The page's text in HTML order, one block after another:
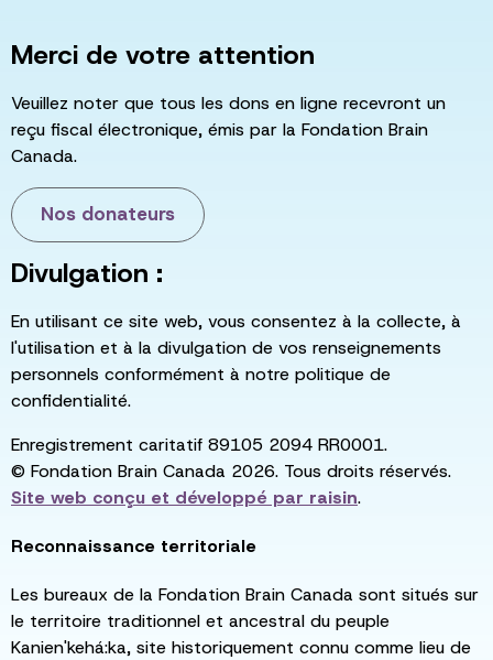
Merci de votre attention
Veuillez noter que tous les dons en ligne recevront un
reçu fiscal électronique, émis par la Fondation Brain
Canada.
Nos donateurs
Divulgation :
En utilisant ce site web, vous consentez à la collecte, à
l'utilisation et à la divulgation de vos renseignements
personnels conformément à notre politique de
confidentialité.
Enregistrement caritatif 89105 2094 RR0001.
© Fondation Brain Canada 2026. Tous droits réservés.
Site web conçu et développé par raisin.
Reconnaissance territoriale
Les bureaux de la Fondation Brain Canada sont situés sur
le territoire traditionnel et ancestral du peuple
Kanien'kehá:ka, site historiquement connu comme lieu de